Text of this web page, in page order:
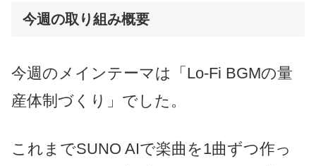
今週の取り組み概要
今週のメインテーマは「Lo-Fi BGMの量
産体制づくり」でした。
これまでSUNO AIで楽曲を1曲ずつ作っ